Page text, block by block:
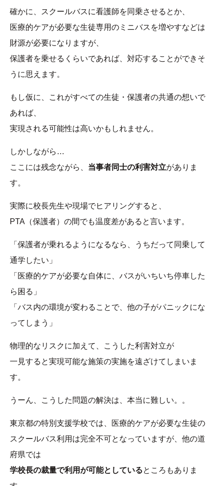
確かに、スクールバスに看護師を同乗させるとか、
医療的ケアが必要な生徒専用のミニバスを増やすなどは
財源が必要になりますが、
保護者を乗せるくらいであれば、対応することができそ
うに思えます。
もし仮に、これがすべての生徒・保護者の共通の想いで
あれば、
実現される可能性は高いかもしれません。
しかしながら…
ここには残念ながら、 当事者同士の利害対立がありま
す。
実際に校長先生や現場でヒアリングすると、
PTA（保護者）の間でも温度差があると言います。
「保護者が乗れるようになるなら、うちだって同乗して
通学したい」
「医療的ケアが必要な自体に、バスがいちいち停車した
ら困る」
「バス内の環境が変わることで、他の子がパニックにな
ってしまう」
物理的なリスクに加えて、こうした利害対立が
一見すると実現可能な施策の実施を遠ざけてしまいま
す。
うーん、こうした問題の解決は、本当に難しい。。
東京都の特別支援学校では、医療的ケアが必要な生徒の
スクールバス利用は完全不可となっていますが、他の道
府県では
学校長の裁量で利用が可能としているところもありま